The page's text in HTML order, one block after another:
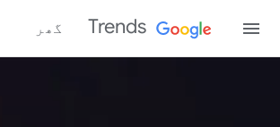
Trends گھر